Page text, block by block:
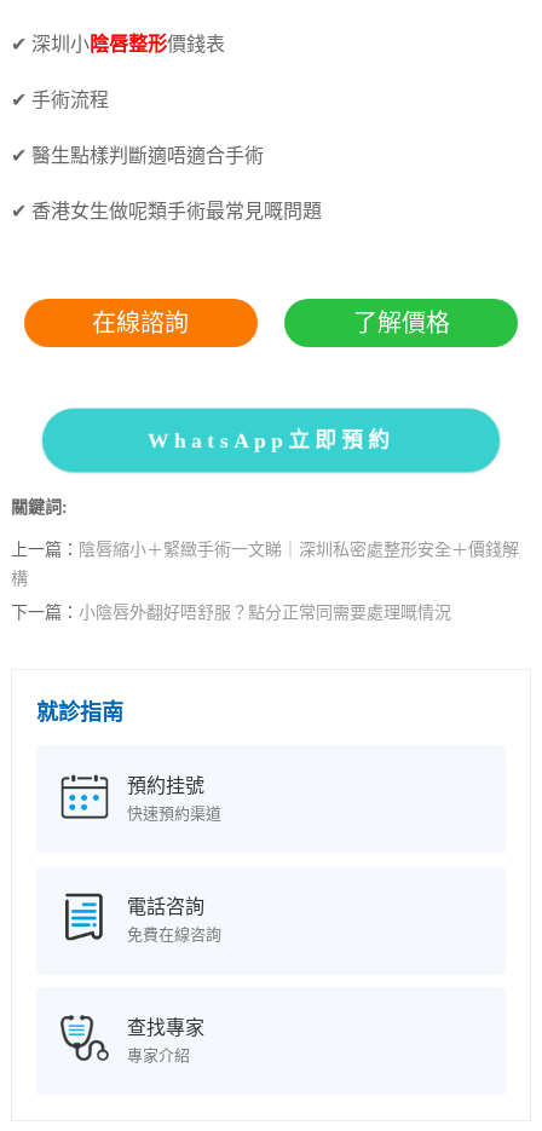
✔ 深圳小陰唇整形價錢表
✔ 手術流程
✔ 醫生點樣判斷適唔適合手術
✔ 香港女生做呢類手術最常見嘅問題
在線諮詢 了解價格
WhatsApp立即預約
關鍵詞:
上一篇： 陰唇縮小＋緊緻手術一文睇｜深圳私密處整形安全＋價錢解
構
下一篇： 小陰唇外翻好唔舒服？點分正常同需要處理嘅情況
就診指南
預約挂號
快速預約渠道
電話咨詢
免費在線咨詢
查找專家
專家介紹